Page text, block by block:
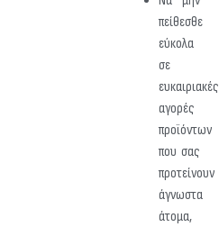
πείθεσθε
εύκολα
σε
ευκαιριακές
αγορές
προϊόντων
που σας
προτείνουν
άγνωστα
άτομα,